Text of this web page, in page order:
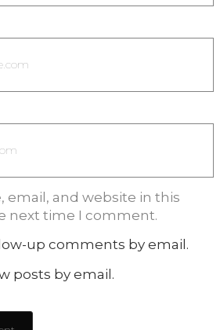
email, and website in this
next time I comment.
up comments by email.
posts by email.